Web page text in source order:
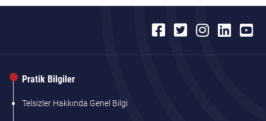
Pratik Bilgiler
Telsizler Hakkında Genel Bilgi